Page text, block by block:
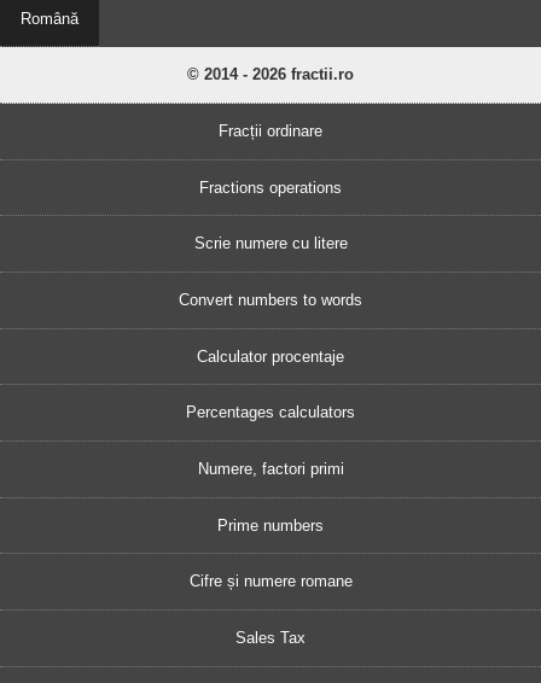
Română
© 2014 - 2026 fractii.ro
Fracții ordinare
Fractions operations
Scrie numere cu litere
Convert numbers to words
Calculator procentaje
Percentages calculators
Numere, factori primi
Prime numbers
Cifre și numere romane
Sales Tax